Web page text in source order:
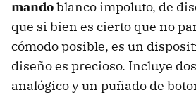
mandoblanco impoluto, de
que si bien es cierto que no
cómodo posible, es un
diseño es precioso. Incluye
analógico y un puñado de